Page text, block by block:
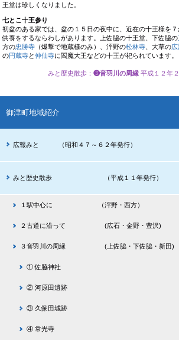
王堂は珍しくなりました。
七とこ十王参り
初盆のある家では、盆の１５日の夜中に、近在の十王様を
供養をするならわしがあります。上佐脇の十王堂、下佐脇の
方の忠勝寺 （爆撃で地蔵様のみ）、泙野の松林寺 、大草の
の円蔵寺と仲仙寺に閻魔大王などの十王が祀られています。
みと歴史散歩 ：❸音羽川の周縁 平成１２年
御津町地域紹介
広報みと （昭和４７～６２年発行）
みと歴史散歩 （平成１１年発行）
１駅中心に （泙野・西方）
２古道に沿って (広石・金野・豊沢)
３音羽川の周縁 (上佐脇・下佐脇・新田)
① 佐脇神社
② 河原田遺跡
③ 久保田城跡
④ 常光寺